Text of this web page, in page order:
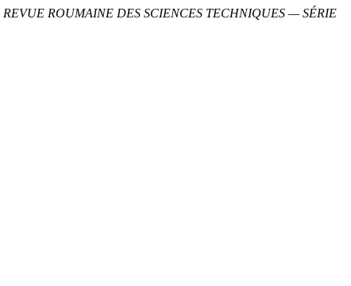
REVUE ROUMAINE DES SCIENCES TECHNIQUES — SÉRIE